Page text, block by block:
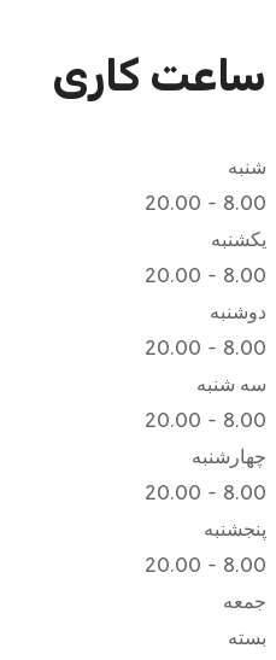
ساعت کاری
شنبه
8.00 - 20.00
یکشنبه
8.00 - 20.00
دوشنبه
8.00 - 20.00
سه شنبه
8.00 - 20.00
چهارشنبه
8.00 - 20.00
پنجشنبه
8.00 - 20.00
جمعه
بسته